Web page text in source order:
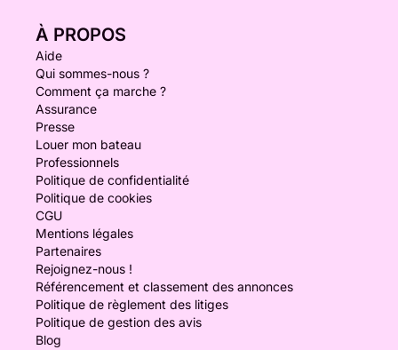
À PROPOS
Aide
Qui sommes-nous ?
Comment ça marche ?
Assurance
Presse
Louer mon bateau
Professionnels
Politique de confidentialité
Politique de cookies
CGU
Mentions légales
Partenaires
Rejoignez-nous !
Référencement et classement des annonces
Politique de règlement des litiges
Politique de gestion des avis
Blog